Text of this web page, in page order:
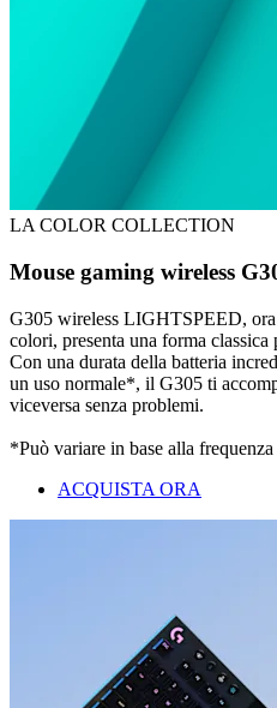
LA COLOR COLLECTION
Mouse gaming wireless
G305 wireless LIGHTSPEED,
colori, presenta una forma
Con una durata della batteria
un uso normale*, il G305 ti
viceversa senza problemi.
*Può variare in base alla
ACQUISTA ORA